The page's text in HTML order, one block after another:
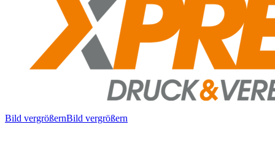
Bild vergrößernBild vergrößern